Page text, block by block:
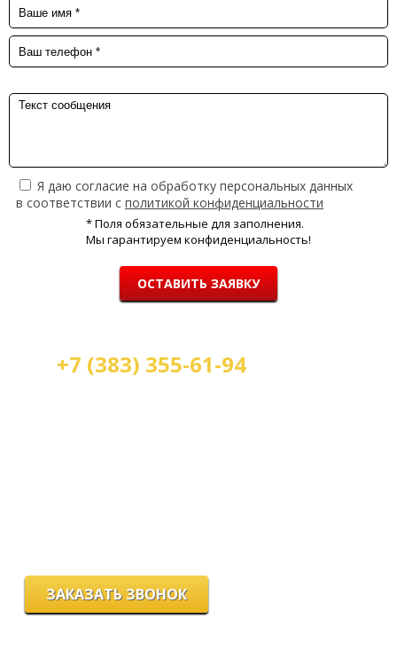
Я даю согласие на обработку персональных данных
в соответствии с политикой конфиденциальности
* Поля обязательные для заполнения.
Мы гарантируем конфиденциальность!
ОСТАВИТЬ ЗАЯВКУ
+7 (383) 355-61-94
ЗАКАЗАТЬ ЗВОНОК